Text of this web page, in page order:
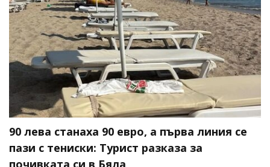
90 лева станаха 90 евро, а първа линия се
пази с тениски: Турист разказа за
почивката си в Бяла